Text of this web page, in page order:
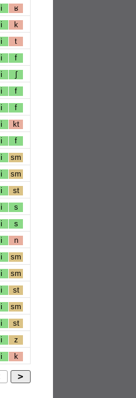
i ʁ
i k
i t
i f
i ʃ
i f
i f
i kt
i f
i sm
i sm
i st
i s
i s
i n
i sm
i sm
i st
i sm
i st
i z
i k